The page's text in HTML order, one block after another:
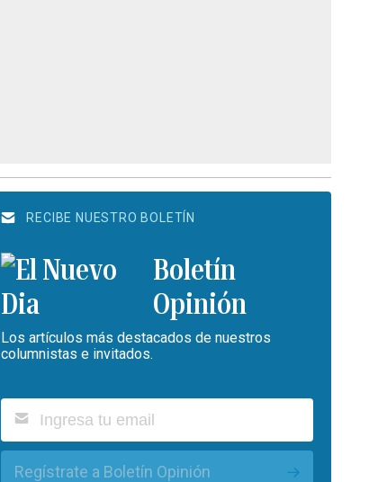
RECIBE NUESTRO BOLETÍN
Boletín
Opinión
Los artículos más destacados de nuestros
columnistas e invitados.
Regístrate a Boletín Opinión